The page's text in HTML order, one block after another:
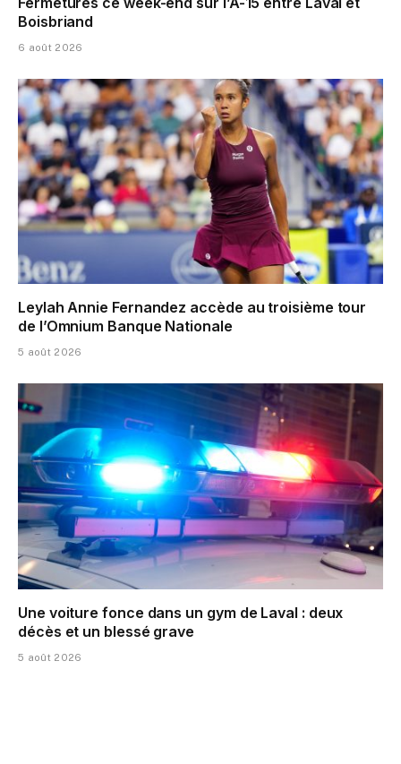
Boisbriand
6 août 2026
Leylah Annie Fernandez accède au troisième tour
de l’Omnium Banque Nationale
5 août 2026
Une voiture fonce dans un gym de Laval : deux
décès et un blessé grave
5 août 2026